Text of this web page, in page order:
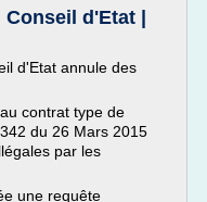
d'Etat |
d'Etat annule des
contrat type de
du 26 Mars 2015
par les
une requête